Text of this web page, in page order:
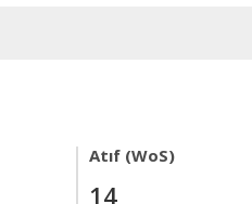
Atıf (WoS)
14